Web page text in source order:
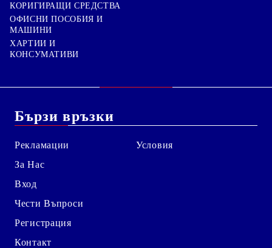
КОРИГИРАЩИ СРЕДСТВА
ОФИСНИ ПОСОБИЯ И
МАШИНИ
ХАРТИИ И
КОНСУМАТИВИ
Бързи връзки
Рекламации
За Нас
Вход
Чести Въпроси
Регистрация
Контакт
Условия